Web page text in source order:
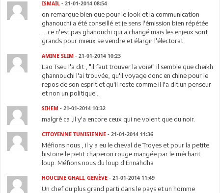
ISMAIL - 21-01-2014 08:54
on remarque bien que pour le look et la communication
ghanouchi a été conseillé et je sens l'émission bien répétée
....ce n'est pas ghanouchi qui a changé mais les enjeux sont
grands pour mieux se vendre et élargir l'électorat
AMINE SLIM - 21-01-2014 10:23
Lao Tseu l'a dit , "il faut trouver la voie!" il semble que cheikh
ghannouchi l'ai trouvée, qu'il voyage donc en chine pour le
repos de son esprit et qu'il reste comme il l'a dit un penseur
et non un politique...
SIHEM - 21-01-2014 10:32
malgré ca ,il y'a encore ceux qui ne voient que du noir.
CITOYENNE TUNISIENNE- 21-01-2014 11:36
Méfions nous , il y a eu le cheval de Troyes et pour la petite
histoire le petit chaperon rouge mangée par le méchant
loup. Méfions nous du loup d'Ennahdha
HOUCINE GHALI, GENÈVE - 21-01-2014 11:49
Un chef du plus grand parti dans le pays et un homme